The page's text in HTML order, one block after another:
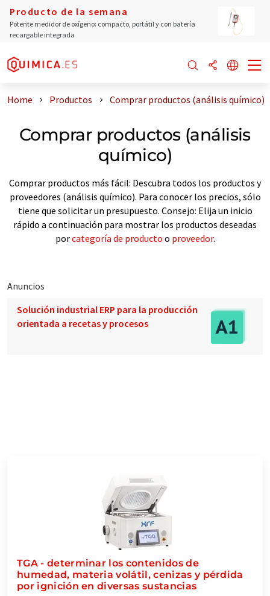
Producto de la semana
Potente medidor de oxígeno: compacto, portátil y con batería
recargable integrada
Home Productos Comprar productos (análisis químico)
Comprar productos (análisis
químico)
Comprar productos más fácil: Descubra todos los productos y
proveedores (análisis químico). Para conocer los precios, sólo
tiene que solicitar un presupuesto. Consejo: Elija un inicio
rápido a continuación para mostrar los productos deseadas
porcategoría de producto o proveedor.
Anuncios
Solución industrial ERP para la producción
orientada a recetas y procesos
TGA - determinar los contenidos de
humedad, materia volátil, cenizas y pérdida
por ignición en diversas sustancias